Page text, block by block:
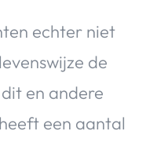
echter niet
de
en andere
een aantal